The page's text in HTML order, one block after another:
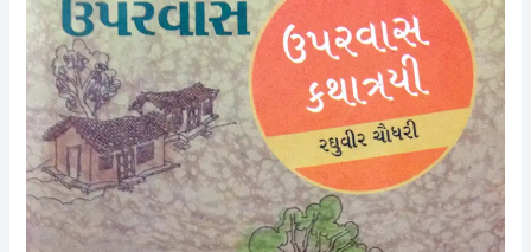
-
સેટ
quantity